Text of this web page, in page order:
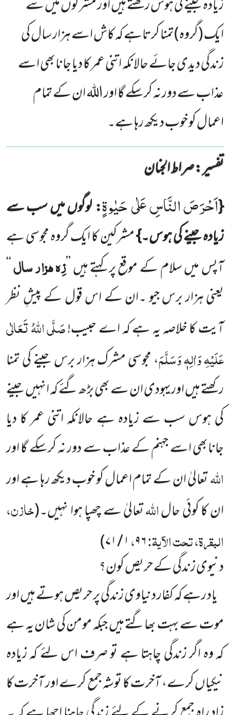
زیادہ جینے کی ہوس رکھتے ہیں اور مشرکوں میں سے
ایک (گروہ)تمنا کرتاہے کہ کاش اسے ہزار سال کی
زندگی دیدی جائے حالانکہ اتنی عمر کا دیا جانابھی اسے
عذاب سے دور نہ کرسکے گا اور اللہ ان کے تمام
اعمال کو خوب دیکھ رہا ہے۔
تفسیر : ‎صراط الجنان
{اَحْرَصَ النَّاسِ عَلٰى حَیٰوةٍ:لوگوں میں سب سے
زیادہ جینے کی ہوس۔}مشرکین کا ایک گروہ مجوسی ہے
آپس میں سلام کے موقع پر کہتے ہیں ’’زِہ ہزار سال‘‘
یعنی ہزار برس جیو ۔ان کے اس قول کے پیشِ نظر
آیت کا خلاصہ یہ ہے کہ اے حبیب!صَلَّی اللہُ تَعَالٰی
عَلَیْہِ وَاٰلِہٖ وَسَلَّمَ، مجوسی مشرک ہزار برس جینے کی تمنا
رکھتے ہیں اوریہودی ان سے بھی بڑھ گئے کہ انہیں جینے
کی ہوس سب سے زیادہ ہے حالانکہ اتنی عمر کا دیا
جانابھی اسے جہنم کے عذاب سے دور نہ کرسکے گا اور
اللہتعالیٰ ان کے تمام اعمال کو خوب دیکھ رہا ہے اور
ان کا کوئی حالاللہتعالیٰ سے چھپا ہوا نہیں۔(خازن،
البقرۃ، تحت الآیۃ:۹۶،۱ / ۷۱
)
دنیوی زندگی کے حریص کون؟
یاد رہے کہ کفار دنیاوی زندگی پر حریص ہوتے ہیں اور
موت سے بہت بھاگتے ہیں جبکہ مومن کی شان یہ ہے
کہ وہ اگر زندگی چاہتا ہے تو صرف اس لئے کہ زیادہ
نیکیاں کرے، آخرت کا توشہ جمع کرے اور آخرت کا